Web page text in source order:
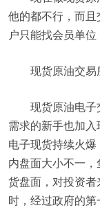
他的都不行，而
户只能找会员单位
现货原油交易
现货原油电
需求的新手也加
电子现货持续火
内盘面大小不一
货盘面，对投资
时，经过政府的